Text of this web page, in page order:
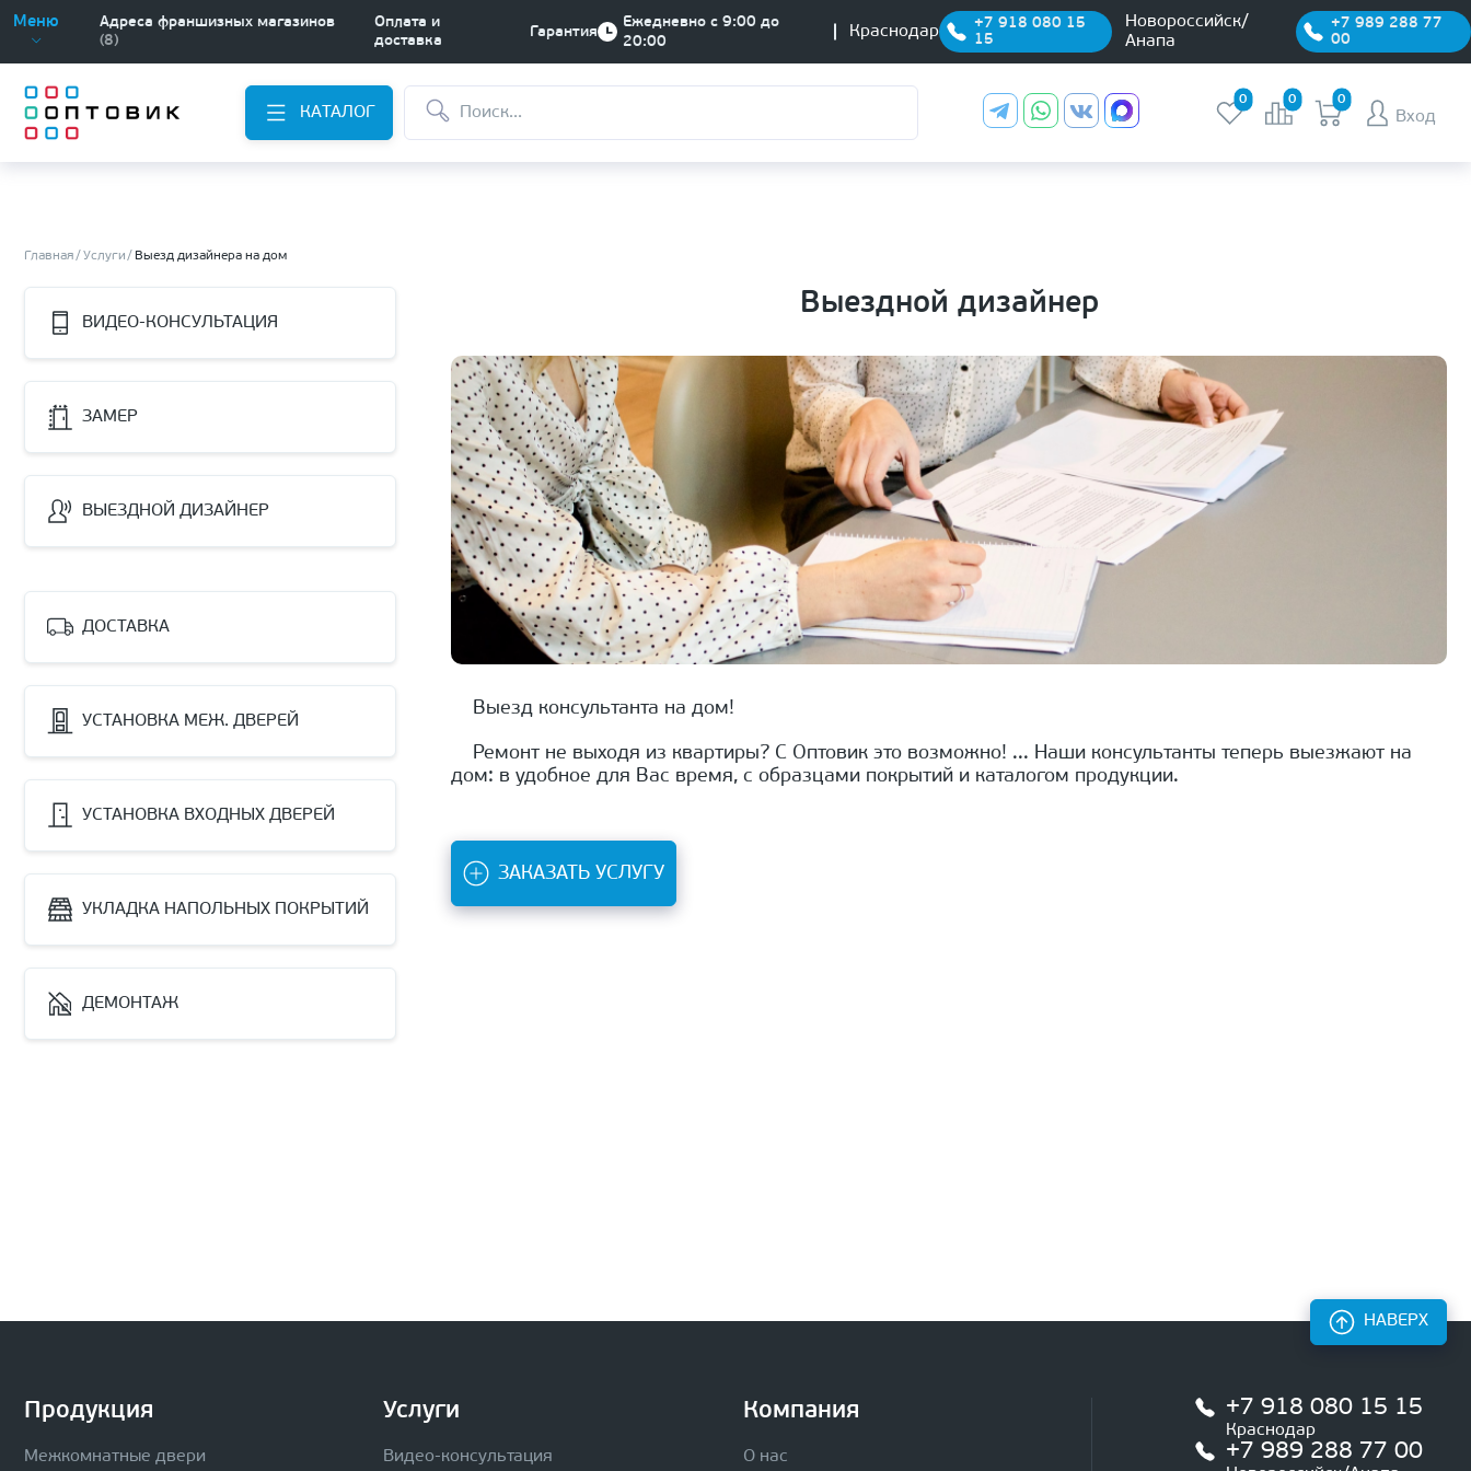
Меню
Адреса франшизных магазинов
(8)
Оплата и
доставка
Гарантия
Ежедневно с 9:00 до
20:00
Краснодар
+7 918 080 15
15
Новороссийск/
Анапа
+7 989 288 77
00
КАТАЛОГ
0 0 0
Вход
Главная Услуги Выезд дизайнера на дом
ВИДЕО-КОНСУЛЬТАЦИЯ
ЗАМЕР
ВЫЕЗДНОЙ ДИЗАЙНЕР
ДОСТАВКА
УСТАНОВКА МЕЖ. ДВЕРЕЙ
УСТАНОВКА ВХОДНЫХ ДВЕРЕЙ
УКЛАДКА НАПОЛЬНЫХ ПОКРЫТИЙ
ДЕМОНТАЖ
Выездной дизайнер
Выезд консультанта на дом!
Ремонт не выходя из квартиры? С Оптовик это возможно! ... Наши консультанты теперь выезжают на
дом: в удобное для Вас время, с образцами покрытий и каталогом продукции.
ЗАКАЗАТЬ УСЛУГУ
Продукция
Межкомнатные двери
Услуги
Видео-консультация
Компания
О нас
+7 918 080 15 15
Краснодар
+7 989 288 77 00
НАВЕРХ